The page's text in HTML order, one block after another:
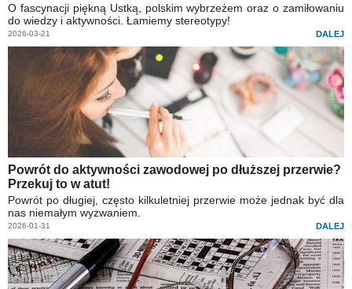
O fascynacji piękną Ustką, polskim wybrzeżem oraz o zamiłowaniu
do wiedzy i aktywności. Łamiemy stereotypy!
2026-03-21 DALEJ
Powrót do aktywności zawodowej po dłuższej przerwie?
Przekuj to w atut!
Powrót po długiej, często kilkuletniej przerwie może jednak być dla
nas niemałym wyzwaniem.
2026-01-31 DALEJ